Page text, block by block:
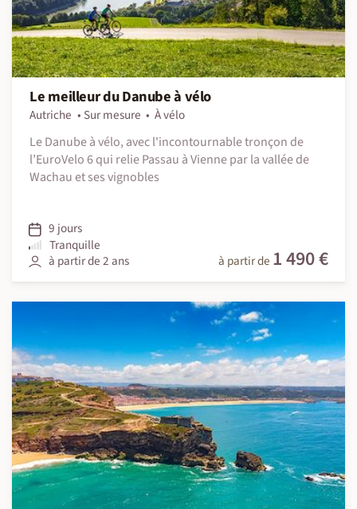
Le meilleur du Danube à vélo
Autriche Sur mesure
À vélo
Le Danube à vélo, avec l'incontournable tronçon de
l’EuroVelo 6 qui relie Passau à Vienne par la vallée de
Wachau et ses vignobles
9 jours
Tranquille
à partir de 2 ans
à partir de 1 490 €